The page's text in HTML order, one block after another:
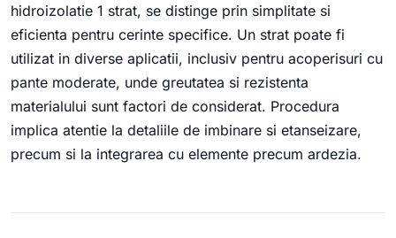
hidroizolatie 1 strat, se distinge prin simplitate si
eficienta pentru cerinte specifice. Un strat poate fi
utilizat in diverse aplicatii, inclusiv pentru acoperisuri cu
pante moderate, unde greutatea si rezistenta
materialului sunt factori de considerat. Procedura
implica atentie la detaliile de imbinare si etanseizare,
precum si la integrarea cu elemente precum ardezia.